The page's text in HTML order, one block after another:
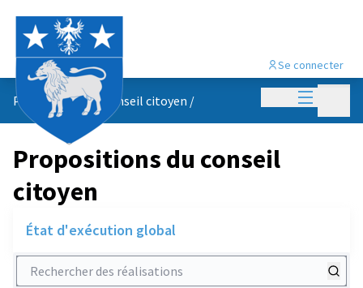
Menu
Se connecter
Propositions du conseil citoyen /
Propositions du conseil
citoyen
État d'exécution global
Rechercher des réalisations